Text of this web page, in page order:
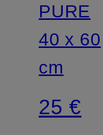
PURE
40 x 60
cm
25 €